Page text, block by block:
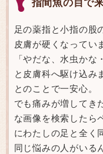
指間魚の目で
足の薬指と小指の股
皮膚が硬くなってい
「やだな、水虫かな
と皮膚科へ駆け込み
とのことで一安心。
でも痛みが増してき
な画像を検索したら
にわたしの足と全く
同じ悩みの人がいる